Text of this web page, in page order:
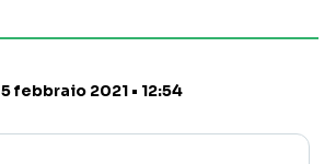
5 febbraio 2021 • 12:54